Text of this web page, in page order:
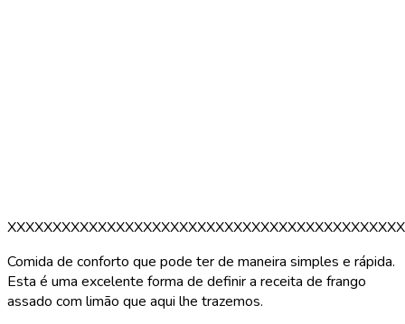
Comida de conforto que pode ter de maneira simples e rápida.
Esta é uma excelente forma de definir a receita de frango
assado com limão que aqui lhe trazemos.